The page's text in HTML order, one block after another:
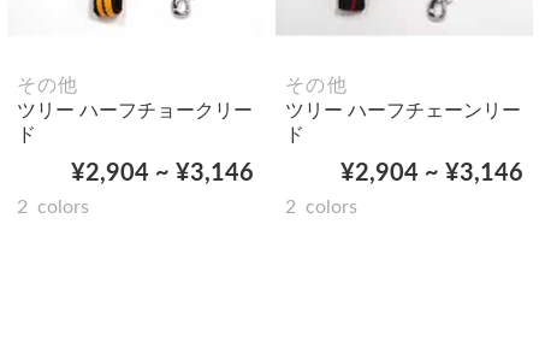
その他
ツリー ハーフチョークリー
ド
¥2,904 ~ ¥3,146
2 colors
その他
ツリー ハーフチェーンリー
ド
¥2,904 ~ ¥3,146
2 colors